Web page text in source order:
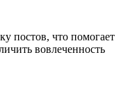
постов, что помогает
вовлеченность